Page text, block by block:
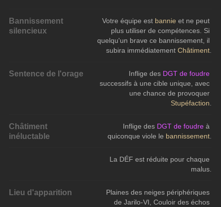
Bannissement
silencieux
Votre équipe est bannie et ne peut
plus utiliser de compétences. Si
quelqu'un brave ce bannissement, il
subira immédiatement Châtiment.
Sentence de l'orage Inflige des DGT de foudre
successifs à une cible unique, avec
une chance de provoquer
Stupéfaction.
Châtiment
inéluctable
Inflige des DGT de foudre à
quiconque viole le bannissement.
La DÉF est réduite pour chaque
malus.
Lieu d'apparition
Plaines des neiges périphériques
de Jarilo-VI, Couloir des échos